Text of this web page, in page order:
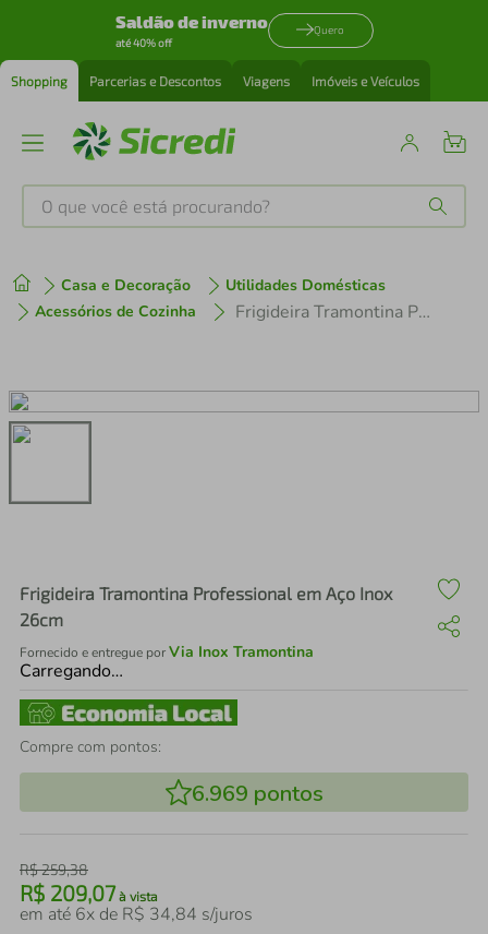
Saldão de inverno
até 40% off
Quero
Shopping Parcerias e Descontos Viagens Imóveis e Veículos
O que você está procurando?
Casa e Decoração
Utilidades Domésticas
Acessórios de Cozinha
Frigideira Tramontina Professional em Aço Inox 26cm
Frigideira Tramontina Professional em Aço Inox
26cm
Fornecido e entregue porVia Inox Tramontina
Carregando…
Compre com pontos:
6.969 pontos
R$259,38
R$ 209,07 à vista
em até 6x de R$ 34,84 s/juros
1º tenis
3º